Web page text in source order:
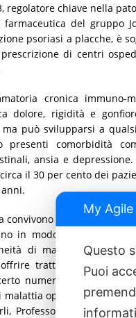
regolatore chiave nella
del gruppo
psoriasi a placche, è
di centri
cronica immuno-
dolore, rigidità e
può svilupparsi a
comorbidità
ansia e depressione.
il 30 per cento dei
con diversi
in modo significativo su
di manifestazione
trattamenti efficaci,
numero di pazienti,
oppure non riesce
Professore Ordinario di
My
Questo
Puoi